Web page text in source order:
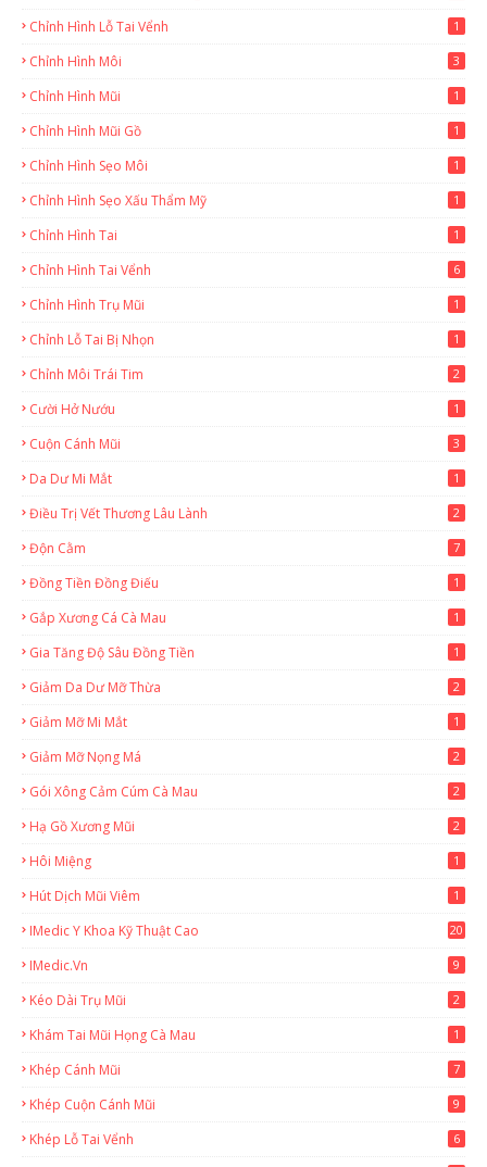
Chỉnh Hình Lỗ Tai Vểnh 1
Chỉnh Hình Môi 3
Chỉnh Hình Mũi 1
Chỉnh Hình Mũi Gồ 1
Chỉnh Hình Sẹo Môi 1
Chỉnh Hình Sẹo Xấu Thẩm Mỹ 1
Chỉnh Hình Tai 1
Chỉnh Hình Tai Vểnh 6
Chỉnh Hình Trụ Mũi 1
Chỉnh Lỗ Tai Bị Nhọn 1
Chỉnh Môi Trái Tim 2
Cười Hở Nướu 1
Cuộn Cánh Mũi 3
Da Dư Mi Mắt 1
Điều Trị Vết Thương Lâu Lành 2
Độn Cằm 7
Đồng Tiền Đồng Điếu 1
Gắp Xương Cá Cà Mau 1
Gia Tăng Độ Sâu Đồng Tiền 1
Giảm Da Dư Mỡ Thừa 2
Giảm Mỡ Mi Mắt 1
Giảm Mỡ Nọng Má 2
Gói Xông Cảm Cúm Cà Mau 2
Hạ Gồ Xương Mũi 2
Hôi Miệng 1
Hút Dịch Mũi Viêm 1
IMedic Y Khoa Kỹ Thuật Cao
20
IMedic.vn 9
Kéo Dài Trụ Mũi 2
Khám Tai Mũi Họng Cà Mau 1
Khép Cánh Mũi 7
Khép Cuộn Cánh Mũi 9
Khép Lỗ Tai Vểnh 6